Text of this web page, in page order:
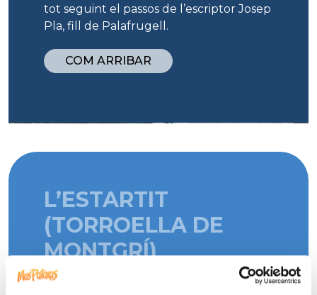
tot seguint el passos de l’escriptor Josep
Pla, fill de Palafrugell.
COM ARRIBAR
L’ESTARTIT
(TORROELLA DE
MONTGRÍ)
Allà on el massís del Montgrí banya els